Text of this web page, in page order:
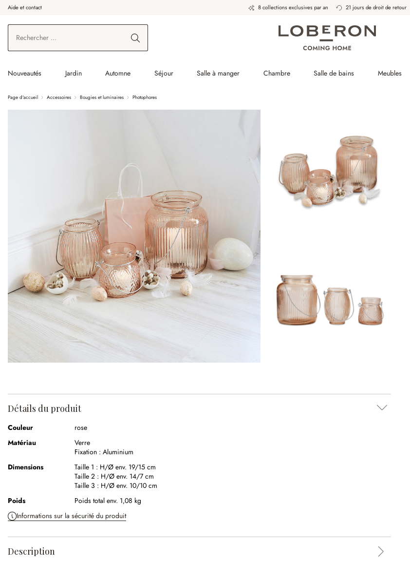
au contenu principal
Aller à la recherche
Aller à la navigation principale
Aide et contact 8 collections exclusives par an 21 jours de droit de retour
Nouveautés Jardin Automne Séjour Salle à manger Chambre Salle de bains Meubles
Page d'accueil Accessoires Bougies et luminaires Photophores
Détails du produit
Couleur
rose
Matériau
Verre
Fixation : Aluminium
Dimensions
Taille 1 : H/Ø env. 19/15 cm
Taille 2 : H/Ø env. 14/7 cm
Taille 3 : H/Ø env. 10/10 cm
Poids
Poids total env. 1,08 kg
Informations sur la sécurité du produit
Description